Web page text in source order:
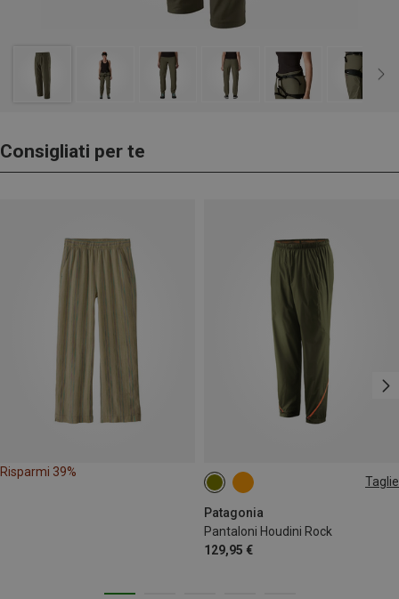
Consigliati per te
Risparmi 39%
Taglie
Patagonia
Pantaloni Houdini Rock
129,95 €
XS S